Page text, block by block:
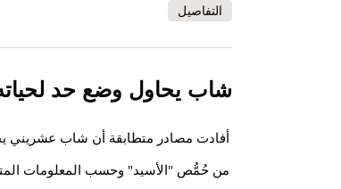
التفاصيل
شاب يحاول وضع حد
أفادت مصادر متطابقة أن شاب عشريني